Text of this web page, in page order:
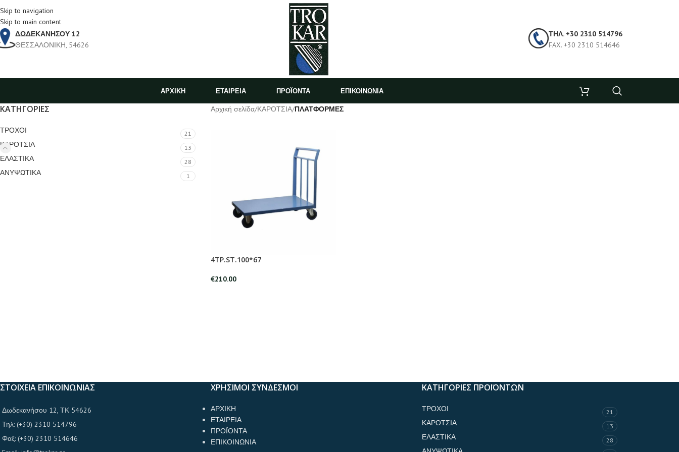
Skip to navigation
Skip to main content
ΔΩΔΕΚΑΝΗΣΟΥ 12
ΘΕΣΣΑΛΟΝΙΚΗ, 54626
ΤΗΛ. +30 2310 514796
FAX. +30 2310 514646
ΑΡΧΙΚΗ ΕΤΑΙΡΕΙΑ ΠΡΟΪΟΝΤΑ ΕΠΙΚΟΙΝΩΝΙΑ
ΚΑΤΗΓΟΡΙΕΣ
ΤΡΟΧΟΙ 21
ΚΑΡΟΤΣΙΑ 13
ΕΛΑΣΤΙΚΑ 28
ΑΝΥΨΩΤΙΚΑ 1
Αρχική σελίδα/ΚΑΡΟΤΣΙΑ/ΠΛΑΤΦΟΡΜΕΣ
4TP.ST.100*67
€210.00
ΣΤΟΙΧΕΙΑ ΕΠΙΚΟΙΝΩΝΙΑΣ
Δωδεκανήσου 12, ΤΚ 54626
Τηλ: (+30) 2310 514796
Φαξ: (+30) 2310 514646
ΧΡΗΣΙΜΟΙ ΣΥΝΔΕΣΜΟΙ
ΑΡΧΙΚΗ
ΕΤΑΙΡΕΙΑ
ΠΡΟΪΟΝΤΑ
ΕΠΙΚΟΙΝΩΝΙΑ
ΚΑΤΗΓΟΡΙΕΣ ΠΡΟΪΟΝΤΩΝ
ΤΡΟΧΟΙ 21
ΚΑΡΟΤΣΙΑ 13
ΕΛΑΣΤΙΚΑ 28